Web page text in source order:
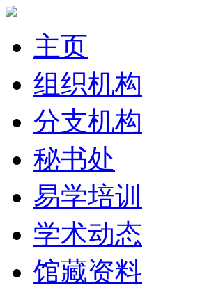
主页
组织机构
分支机构
秘书处
易学培训
学术动态
馆藏资料